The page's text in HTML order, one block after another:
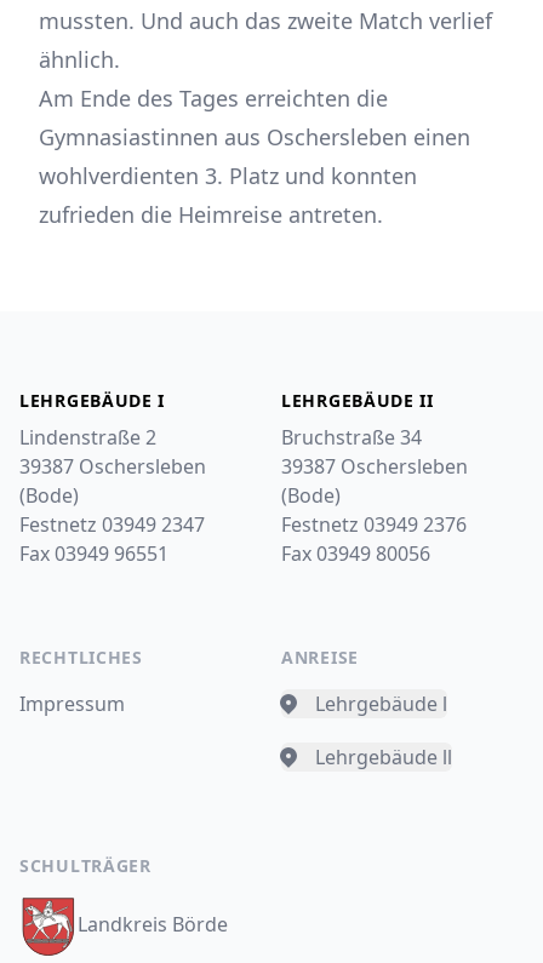
mussten. Und auch das zweite Match verlief
ähnlich.
Am Ende des Tages erreichten die
Gymnasiastinnen aus Oschersleben einen
wohlverdienten 3. Platz und konnten
zufrieden die Heimreise antreten.
LEHRGEBÄUDE I
Lindenstraße 2
39387 Oschersleben
(Bode)
Festnetz 03949 2347
Fax 03949 96551
LEHRGEBÄUDE II
Bruchstraße 34
39387 Oschersleben
(Bode)
Festnetz 03949 2376
Fax 03949 80056
RECHTLICHES
Impressum
ANREISE
Lehrgebäude l
Lehrgebäude ll
SCHULTRÄGER
Landkreis Börde